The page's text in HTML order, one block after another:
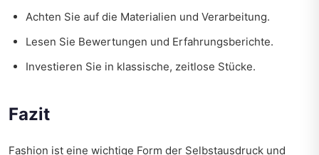
Achten Sie auf die Materialien und Verarbeitung.
Lesen Sie Bewertungen und Erfahrungsberichte.
Investieren Sie in klassische, zeitlose Stücke.
Fazit
Fashion ist eine wichtige Form der Selbstausdruck und